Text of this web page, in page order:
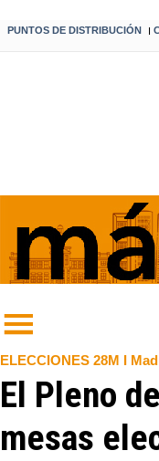
PUNTOS DE DISTRIBUCIÓN I
ELECCIONES 28M I
El Pleno
mesas